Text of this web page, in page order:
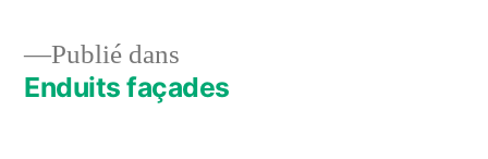
Navigation
Publié dans
Enduits façades